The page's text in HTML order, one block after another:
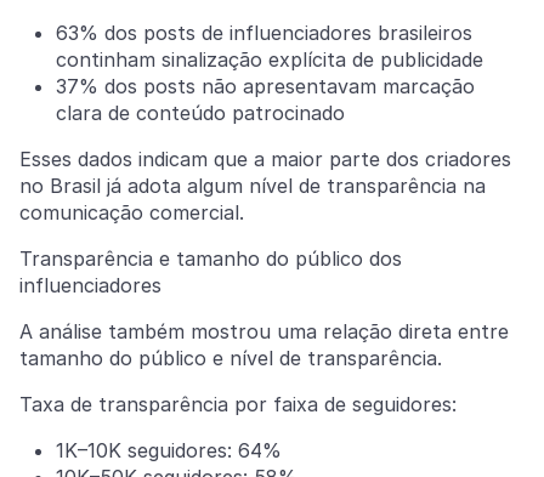
63% dos posts de influenciadores brasileiros
continham sinalização explícita de publicidade
37% dos posts não apresentavam marcação
clara de conteúdo patrocinado
Esses dados indicam que a maior parte dos criadores
no Brasil já adota algum nível de transparência na
comunicação comercial.
Transparência e tamanho do público dos
influenciadores
A análise também mostrou uma relação direta entre
tamanho do público e nível de transparência.
Taxa de transparência por faixa de seguidores:
1K–10K seguidores: 64%